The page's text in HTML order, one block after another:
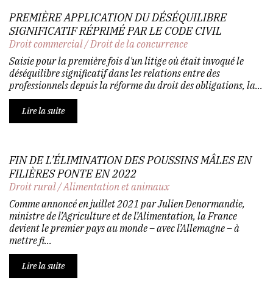
PREMIÈRE APPLICATION DU DÉSÉQUILIBRE
SIGNIFICATIF RÉPRIMÉ PAR LE CODE CIVIL
Droit commercial/Droit de la concurrence
Saisie pour la première fois d'un litige où était invoqué le
déséquilibre significatif dans les relations entre des
professionnels depuis la réforme du droit des obligations, la...
Lire la suite
FIN DE L’ÉLIMINATION DES POUSSINS MÂLES EN
FILIÈRES PONTE EN 2022
Droit rural/Alimentation et animaux
Comme annoncé en juillet 2021 par Julien Denormandie,
ministre de l’Agriculture et de l’Alimentation, la France
devient le premier pays au monde – avec l’Allemagne – à
mettre fi...
Lire la suite